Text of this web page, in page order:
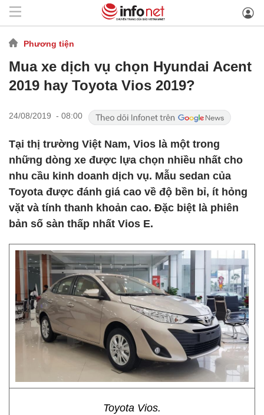
Phương tiện
Mua xe dịch vụ chọn Hyundai Acent
2019 hay Toyota Vios 2019?
24/08/2019 - 08:00
Tại thị trường Việt Nam, Vios là một trong
những dòng xe được lựa chọn nhiều nhất cho
nhu cầu kinh doanh dịch vụ. Mẫu sedan của
Toyota được đánh giá cao về độ bền bỉ, ít hỏng
vặt và tính thanh khoản cao. Đặc biệt là phiên
bản số sàn thấp nhất Vios E.
Toyota Vios.